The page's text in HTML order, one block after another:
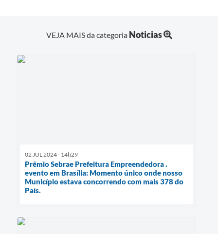
VEJA MAIS da categoria Noticias
02 JUL 2024 - 14h29
Prêmio Sebrae Prefeitura Empreendedora .
evento em Brasília: Momento único onde nosso
Município estava concorrendo com mais 378 do
País.